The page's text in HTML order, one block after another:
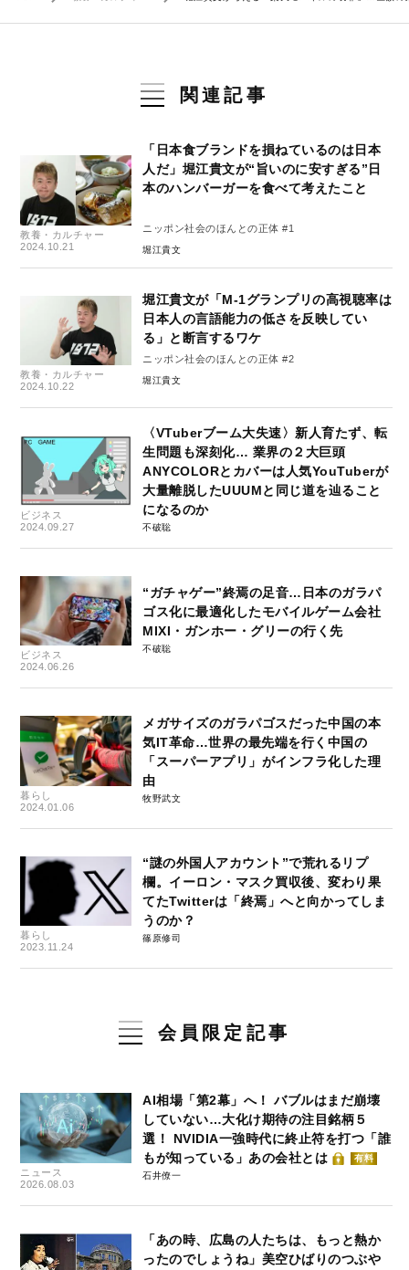
関連記事
教養・カルチャー
2024.10.21
「日本食ブランドを損ねているのは日本
人だ」堀江貴文が“旨いのに安すぎる”日
本のハンバーガーを食べて考えたこと
ニッポン社会のほんとの正体 #1
堀江貴文
教養・カルチャー
2024.10.22
堀江貴文が「M-1グランプリの高視聴率は
日本人の言語能力の低さを反映してい
る」と断言するワケ
ニッポン社会のほんとの正体 #2
堀江貴文
ビジネス
2024.09.27
〈VTuberブーム大失速〉新人育たず、転
生問題も深刻化… 業界の２大巨頭
ANYCOLORとカバーは人気YouTuberが
大量離脱したUUUMと同じ道を辿ること
になるのか
不破聡
ビジネス
2024.06.26
“ガチャゲー”終焉の足音…日本のガラパ
ゴス化に最適化したモバイルゲーム会社
MIXI・ガンホー・グリーの行く先
不破聡
暮らし
2024.01.06
メガサイズのガラパゴスだった中国の本
気IT革命…世界の最先端を行く中国の
「スーパーアプリ」がインフラ化した理
由
牧野武文
暮らし
2023.11.24
“謎の外国人アカウント”で荒れるリプ
欄。イーロン・マスク買収後、変わり果
てたTwitterは「終焉」へと向かってしま
うのか？
篠原修司
会員限定記事
ニュース
2026.08.03
AI相場「第2幕」へ！ バブルはまだ崩壊
していない…大化け期待の注目銘柄５
選！ NVIDIA一強時代に終止符を打つ「誰
もが知っている」あの会社とは
有料
石井僚一
「あの時、広島の人たちは、もっと熱か
ったのでしょうね」美空ひばりのつぶや